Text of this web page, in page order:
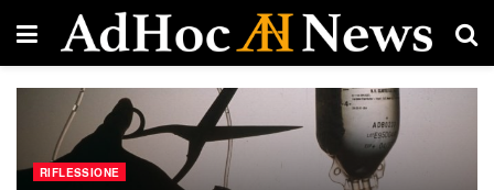
RIFLESSIONE